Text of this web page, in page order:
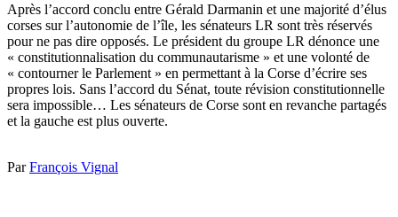
Après l’accord conclu entre Gérald Darmanin et une majorité d’élus
corses sur l’autonomie de l’île, les sénateurs LR sont très réservés
pour ne pas dire opposés. Le président du groupe LR dénonce une
« constitutionnalisation du communautarisme » et une volonté de
« contourner le Parlement » en permettant à la Corse d’écrire ses
propres lois. Sans l’accord du Sénat, toute révision constitutionnelle
sera impossible… Les sénateurs de Corse sont en revanche partagés
et la gauche est plus ouverte.
ParFrançois Vignal